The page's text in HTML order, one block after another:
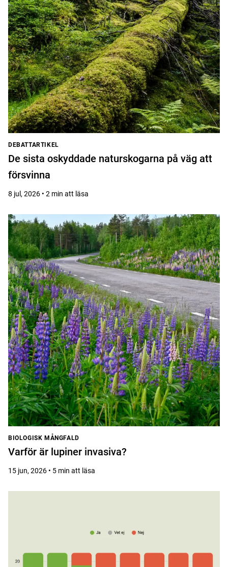
DEBATTARTIKEL
De sista oskyddade naturskogarna på väg att
försvinna
8 jul, 2026 • 2 min att läsa
BIOLOGISK MÅNGFALD
Varför är lupiner invasiva?
15 jun, 2026 • 5 min att läsa